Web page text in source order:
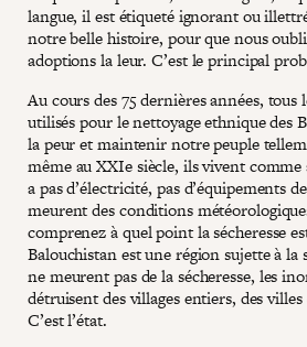
langue, il est étiqueté ignorant ou
notre belle histoire, pour que nous
adoptions la leur. C’est le principal
Au cours des 75 dernières années, tous
utilisés pour le nettoyage ethnique des
la peur et maintenir notre peuple
même au XXIe siècle, ils vivent comme
a pas d’électricité, pas d’équipements
meurent des conditions
comprenez à quel point la sécheresse
Balouchistan est une région sujette à la
ne meurent pas de la sécheresse, les
détruisent des villages entiers, des
C’est l’état.